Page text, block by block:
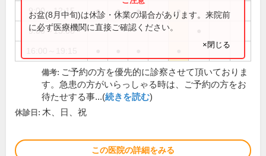
9:00～12:15 ● ● ● ●
9:00～13:00
お盆(8月中旬)は休診・休業の場合があります。来院前
に必ず医療機関に直接ご確認ください。
×閉じる
備考: ご予約の方を優先的に診察させて頂いておりま
す。急患の方がいらっしゃる時は、ご予約の方をお
待たせする事...(続きを読む)
休診日: 木、日、祝
この医院の詳細をみる